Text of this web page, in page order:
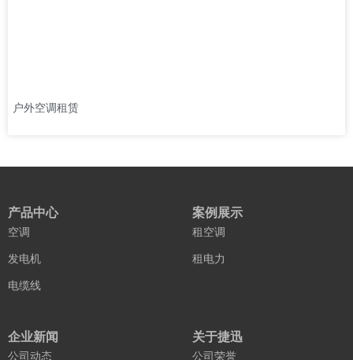
户外空调租赁
产品中心
空调
发电机
电缆线
案例展示
租空调
租电力
企业新闻
公司动态
关于捷迅
公司荣誉